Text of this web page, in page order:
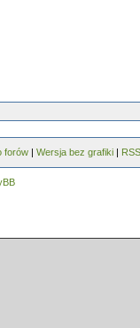
forów | Wersja bez grafiki | RSS